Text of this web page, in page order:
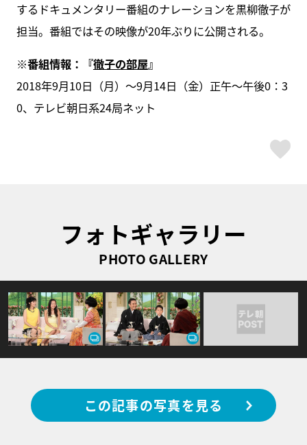
するドキュメンタリー番組のナレーションを黒柳徹子が
担当。番組ではその映像が20年ぶりに公開される。
※番組情報： 『徹子の部屋』
2018年9月10日（月）～9月14日（金）正午～午後0：3
0、テレビ朝日系24局ネット
フォトギャラリー
PHOTO GALLERY
この記事の写真を見る